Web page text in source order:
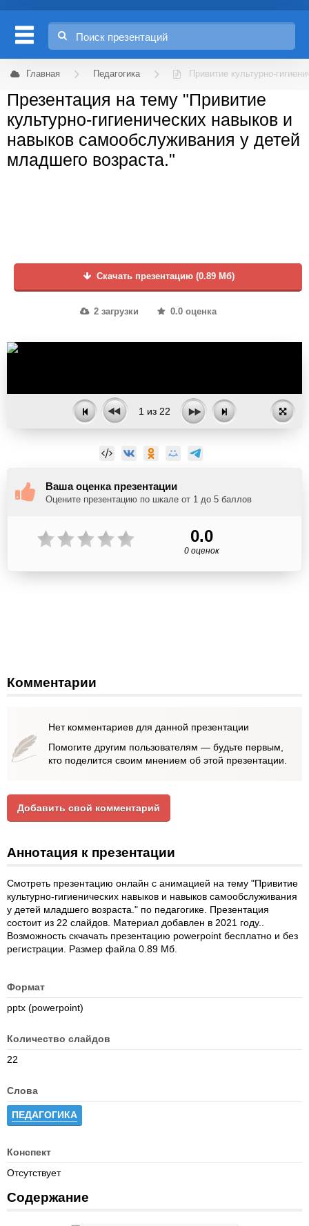
Главная Педагогика Привитие культурно-
Презентация на тему "Привитие
культурно-гигиенических навыков и
навыков самообслуживания у детей
младшего возраста."
Скачать презентацию (0.89 Мб)
2 загрузки 0.0 оценка
1 из 22
Ваша оценка презентации
Оцените презентацию по шкале от 1 до 5 баллов
0.0
0 оценок
Комментарии
Нет комментариев для данной презентации
Помогите другим пользователям — будьте первым,
кто поделится своим мнением об этой презентации.
Добавить свой комментарий
Аннотация к презентации
Смотреть презентацию онлайн с анимацией на тему "Привитие
культурно-гигиенических навыков и навыков самообслуживания
у детей младшего возраста." по педагогике. Презентация
состоит из 22 слайдов. Материал добавлен в 2021 году..
Возможность скчачать презентацию powerpoint бесплатно и без
регистрации. Размер файла 0.89 Мб.
Формат
pptx (powerpoint)
Количество слайдов
22
Слова
ПЕДАГОГИКА
Конспект
Отсутствует
Содержание